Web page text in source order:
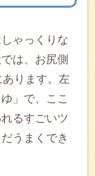
ゃっくりな
は、お尻側
ります。左
」で、ここ
るすごいツ
うまくでき